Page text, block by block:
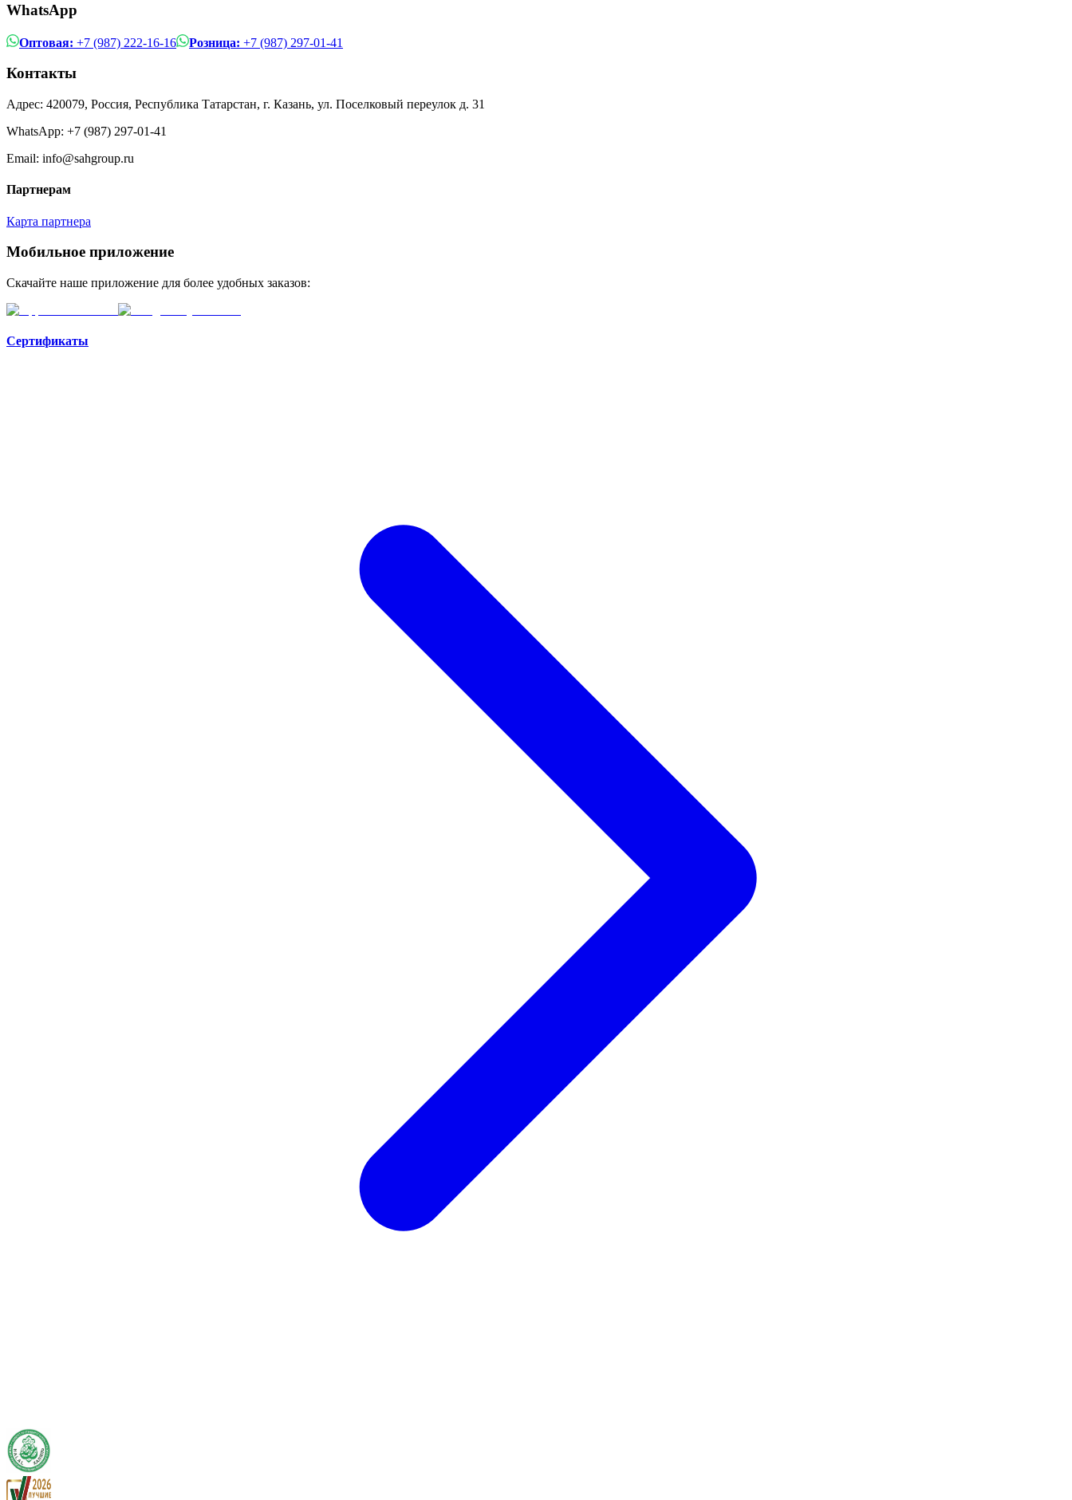
WhatsApp
Оптовая: +7 (987) 222-16-16 Розница: +7 (987) 297-01-41
Контакты
Адрес: 420079, Россия, Республика Татарстан, г. Казань, ул. Поселковый переулок д. 31
WhatsApp: +7 (987) 297-01-41
Email: info@sahgroup.ru
Партнерам
Карта партнера
Мобильное приложение
Скачайте наше приложение для более удобных заказов:
Сертификаты